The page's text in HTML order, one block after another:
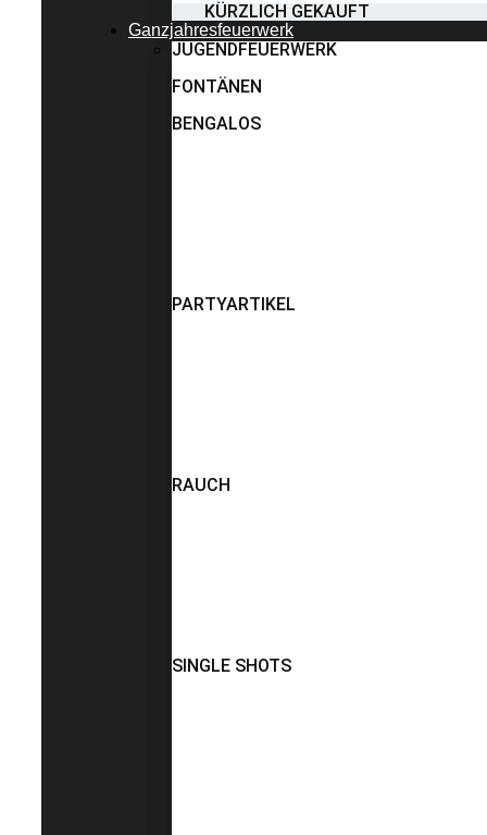
KÜRZLICH GEKAUFT
Ganzjahresfeuerwerk
JUGENDFEUERWERK
FONTÄNEN
BENGALOS
PARTYARTIKEL
RAUCH
SINGLE SHOTS